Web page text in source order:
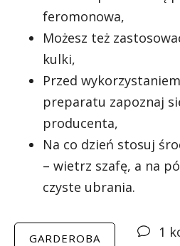
feromonowa,
Możesz też
kulki,
Przed
preparatu zapoznaj
producenta,
Na co dzień stosuj
– wietrz szafę, a na
czyste ubrania.
GARDEROBA 1